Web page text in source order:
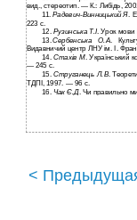
вид., стереотип. — К.: Либідь,
11. Радевич-ВинницькийЯ.
223 с.
12. Рузинська Т.І. Урок
13.Сербенська О.А.
Видавничий центр ЛНУ ім. І.
14. Стахів М. Український
— 245 с.
15. Струганець Л.В.
ТДПІ, 1997. — 96 с.
16. Чак Є.Д. Чи правильно
<